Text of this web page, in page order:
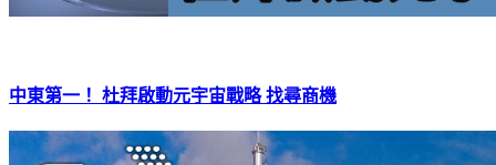
中東第一！ 杜拜啟動元宇宙戰略 找尋商機